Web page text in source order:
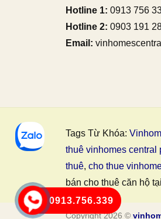
Hotline 1: 0913 756
Hotline 2: 0903 191
Email:
Tags Từ Khóa:
thuê vinhomes central
thuê, cho thue
bán cho thuê căn hộ tại
Copyright 2026 ©
0913.756.339